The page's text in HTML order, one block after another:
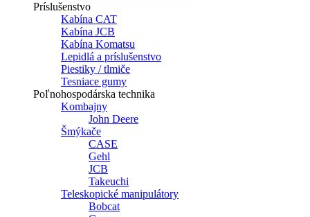
Príslušenstvo
Kabína CAT
Kabína JCB
Kabína Komatsu
Lepidlá a príslušenstvo
Piestiky / tlmiče
Tesniace gumy
Poľnohospodárska technika
Kombajny
John Deere
Šmýkače
CASE
Gehl
JCB
Takeuchi
Teleskopické manipulátory
Bobcat